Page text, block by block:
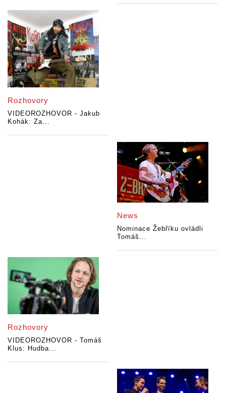
Rozhovory
VIDEOROZHOVOR - Jakub
Kohák: Za...
News
Nominace Žebříku ovládli
Tomáš...
Rozhovory
VIDEOROZHOVOR - Tomáš
Klus: Hudba...